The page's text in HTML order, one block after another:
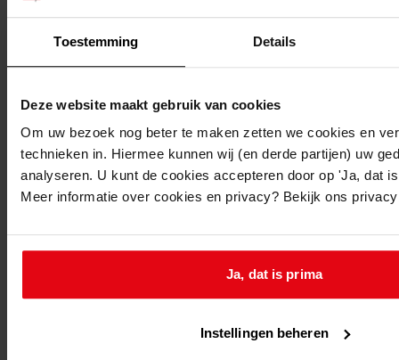
Toestemming Details
Deze website maakt gebruik van cookies
Om uw bezoek nog beter te maken zetten we cookies en
technieken in. Hiermee kunnen wij (en derde partijen) uw
analyseren. U kunt de cookies accepteren door op 'Ja, dat
Meer informatie over cookies en privacy? Bekijk ons
Ja, dat is prima
Instellingen beheren
Favoriet of een notitie maken